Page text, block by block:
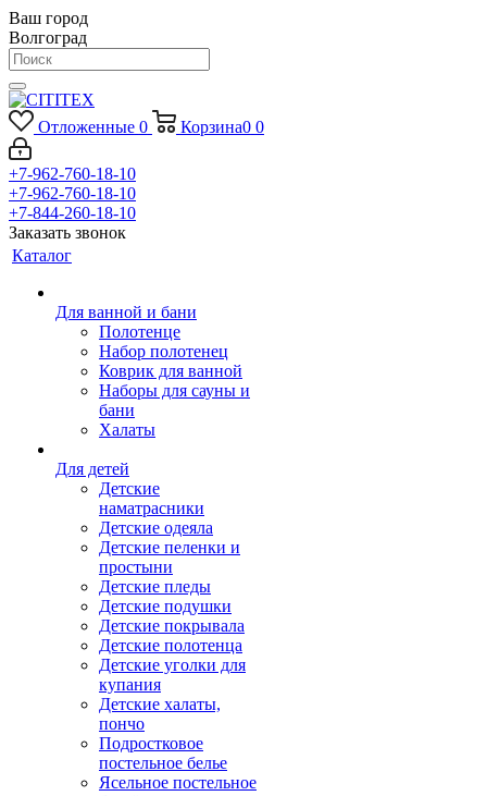
Ваш город
Волгоград
Отложенные 0 Корзина0 0
+7-962-760-18-10
+7-962-760-18-10
+7-844-260-18-10
Заказать звонок
Каталог
Для ванной и бани
Полотенце
Набор полотенец
Коврик для ванной
Наборы для сауны и
бани
Халаты
Для детей
Детские
наматрасники
Детские одеяла
Детские пеленки и
простыни
Детские пледы
Детские подушки
Детские покрывала
Детские полотенца
Детские уголки для
купания
Детские халаты,
пончо
Подростковое
постельное белье
Ясельное постельное